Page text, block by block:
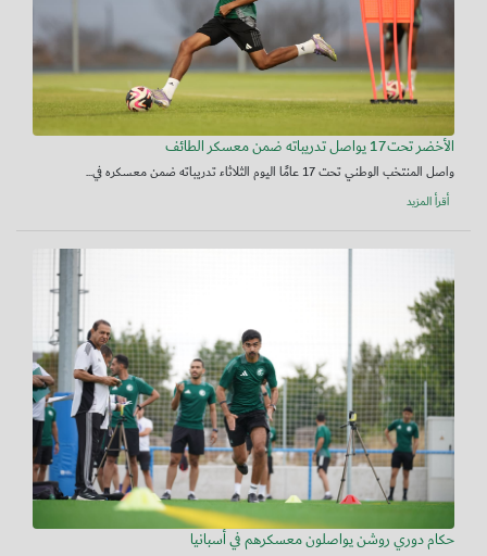
الأخضر تحت17 يواصل تدريباته ضمن معسكر الطائف
واصل المنتخب الوطني تحت 17 عامًا اليوم الثلاثاء تدريباته ضمن معسكره في...
أقرأ المزيد
حكام دوري روشن يواصلون معسكرهم في أسبانيا